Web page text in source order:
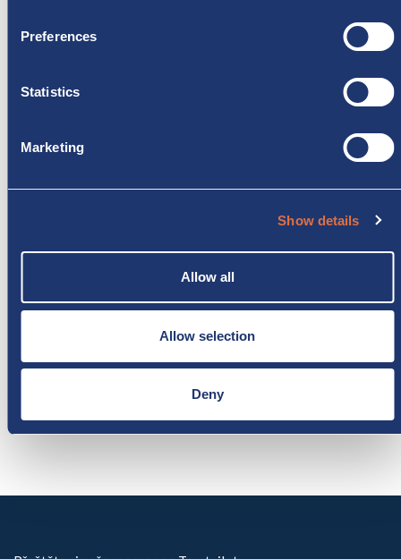
Preferences
Statistics
Marketing
Show details
Allow all
Allow selection
Deny
prostřednictvím e-mailu nebo WhatsApp, aby vám sdělil
informace, nabídky a akce týkající se našich produktů a
Pokud si přejete být kontaktováni, zaškrtněte toto